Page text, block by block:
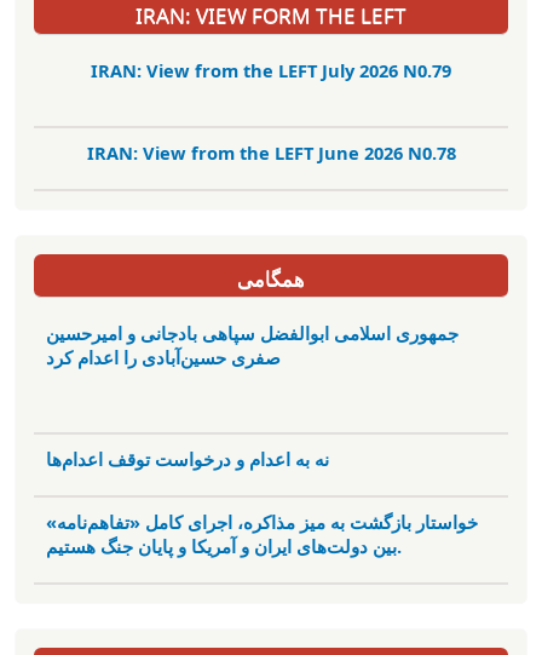
IRAN: VIEW FORM THE LEFT
IRAN: View from the LEFT July 2026 N0.79
IRAN: View from the LEFT June 2026 N0.78
همگامی
جمهوری اسلامی ابوالفضل سپاهی بادجانی و امیرحسین
صفری حسین‌آبادی را اعدام کرد
نه به اعدام و درخواست توقف اعدام‌ها
خواستار بازگشت به میز مذاکره، اجرای کامل «تفاهم‌نامه»
بین دولت‌های ایران و آمریکا و پایان جنگ هستیم.